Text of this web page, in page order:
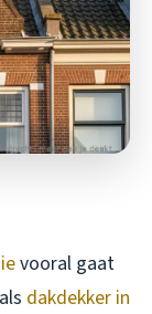
vooral gaat
dakdekker in